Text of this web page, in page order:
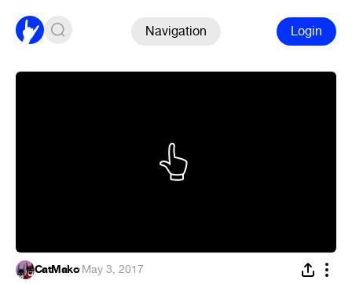
Navigation Login
CatMako·May 3, 2017